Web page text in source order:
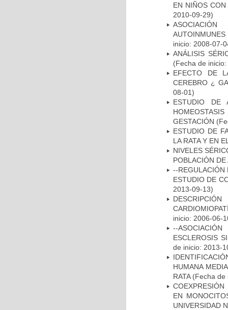
EN NIÑOS
2010-09-29)
ASOCIACIÓN
inicio: 2008-07-
ANÁLISIS
(Fecha de
EFECTO DE
CEREBRO ¿
08-01)
ESTUDIO DE
GESTACIÓN
ESTUDIO DE
LA RATA Y EN
NIVELES
POBLACIÓN
--REGULACIÓN
ESTUDIO DE
2013-09-13)
inicio: 2006-06-
--
ESCLEROSIS
de inicio: 2013-
HUMANA
RATA(Fecha de
EN
UNIVERSIDAD